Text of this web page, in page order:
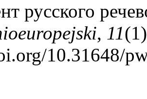
русского
, 11
10.31648/